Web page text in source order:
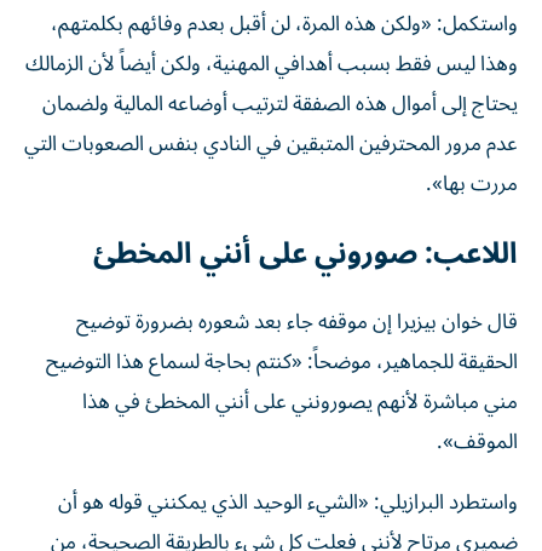
واستكمل: «ولكن هذه المرة، لن أقبل بعدم وفائهم بكلمتهم،
وهذا ليس فقط بسبب أهدافي المهنية، ولكن أيضاً لأن الزمالك
يحتاج إلى أموال هذه الصفقة لترتيب أوضاعه المالية ولضمان
عدم مرور المحترفين المتبقين في النادي بنفس الصعوبات التي
مررت بها».
اللاعب: صوروني على أنني المخطئ
قال خوان بيزيرا إن موقفه جاء بعد شعوره بضرورة توضيح
الحقيقة للجماهير، موضحاً: «كنتم بحاجة لسماع هذا التوضيح
مني مباشرة لأنهم يصورونني على أنني المخطئ في هذا
الموقف».
واستطرد البرازيلي: «الشيء الوحيد الذي يمكنني قوله هو أن
ضميري مرتاح لأنني فعلت كل شيء بالطريقة الصحيحة، من